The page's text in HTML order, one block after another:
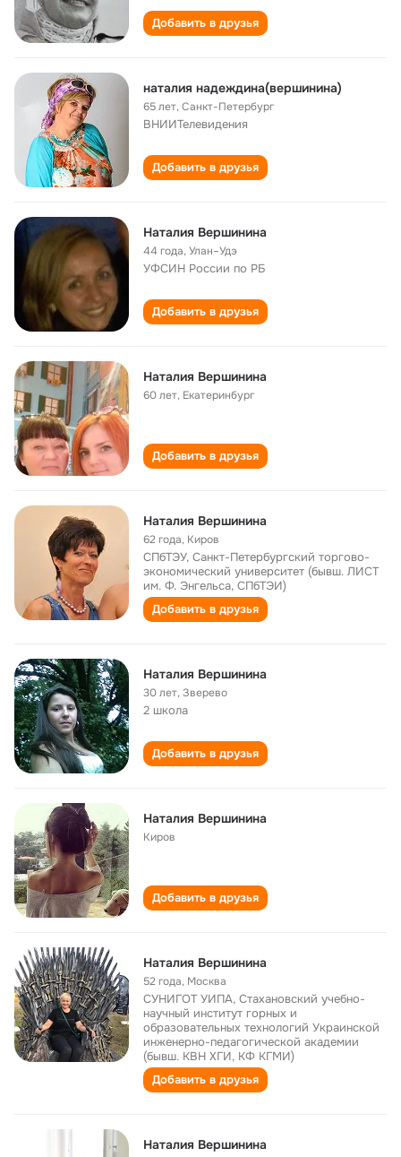
Добавить в друзья
наталия надеждина(вершинина)
65 лет,Санкт-Петербург
ВНИИТелевидения
Добавить в друзья
Наталия Вершинина
44 года,Улан–Удэ
УФСИН России по РБ
Добавить в друзья
Наталия Вершинина
60 лет, Екатеринбург
Добавить в друзья
Наталия Вершинина
62 года, Киров
СПбТЭУ, Санкт-Петербургский торгово-
экономический университет (бывш. ЛИСТ
им. Ф. Энгельса, СПбТЭИ)
Добавить в друзья
Наталия Вершинина
30 лет,Зверево
2 школа
Добавить в друзья
Наталия Вершинина
Киров
Добавить в друзья
Наталия Вершинина
52 года, Москва
СУНИГОТ УИПА, Стахановский учебно-
научный институт горных и
образовательных технологий Украинской
инженерно-педагогической академии
(бывш. КВН ХГИ, КФ КГМИ)
Добавить в друзья
Наталия Вершинина